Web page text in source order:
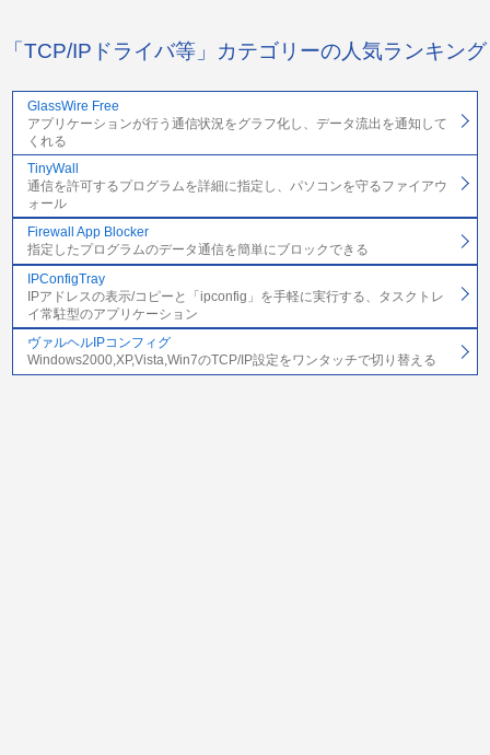
「TCP/IPドライバ等」カテゴリーの人気ランキング
GlassWire Free
アプリケーションが行う通信状況をグラフ化し、データ流出を通知して
くれる
TinyWall
通信を許可するプログラムを詳細に指定し、パソコンを守るファイアウ
ォール
Firewall App Blocker
指定したプログラムのデータ通信を簡単にブロックできる
IPConfigTray
IPアドレスの表示/コピーと「ipconfig」を手軽に実行する、タスクトレ
イ常駐型のアプリケーション
ヴァルヘルIPコンフィグ
Windows2000,XP,Vista,Win7のTCP/IP設定をワンタッチで切り替える